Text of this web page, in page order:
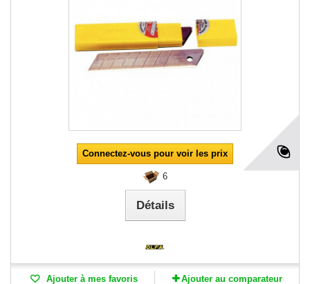
Connectez-vous pour voir les prix
6
Détails
Ajouter à mes favoris Ajouter au comparateur